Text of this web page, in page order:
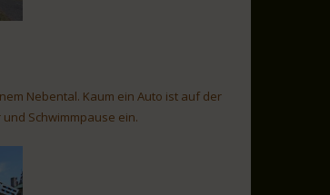
Nebental. Kaum ein Auto ist auf der
Schwimmpause ein.